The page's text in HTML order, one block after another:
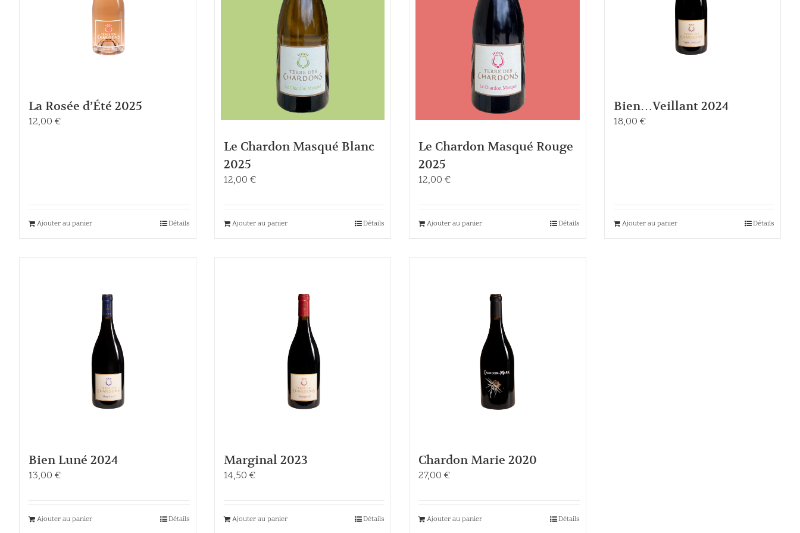
La Rosée d’Été 2025
12,00 €
Ajouter au panier Détails
Le Chardon Masqué Blanc
2025
12,00 €
Ajouter au panier Détails
Le Chardon Masqué Rouge
2025
12,00 €
Ajouter au panier Détails
Bien…Veillant 2024
18,00 €
Ajouter au panier Détails
Bien Luné 2024
13,00 €
Ajouter au panier Détails
Marginal 2023
14,50 €
Ajouter au panier Détails
Chardon Marie 2020
27,00 €
Ajouter au panier Détails